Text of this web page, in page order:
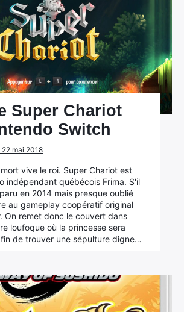
Super Chariot
Switch
22 mai 2018
vive le roi. Super Chariot est
indépendant québécois Frima. S'il
en 2014 mais presque oublié
au gameplay coopératif original
On remet donc le couvert dans
loufoque où la princesse sera
de trouver une sépulture digne…